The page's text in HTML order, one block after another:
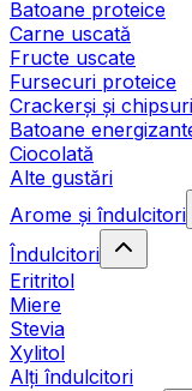
Batoane proteice
Carne uscată
Fructe uscate
Fursecuri proteice
Crackerși și
Batoane
Ciocolată
Alte gustări
Arome și îndulcitori
Îndulcitori
Eritritol
Miere
Stevia
Xylitol
Alți îndulcitori